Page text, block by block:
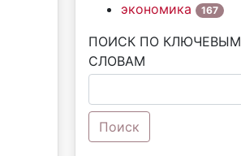
экономика 167
ПОИСК ПО КЛЮЧЕВЫМ
СЛОВАМ
Поиск